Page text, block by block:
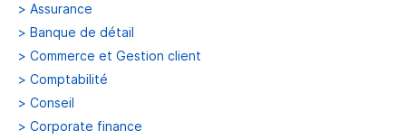
> Assurance
> Banque de détail
> Commerce et Gestion client
> Comptabilité
> Conseil
> Corporate finance